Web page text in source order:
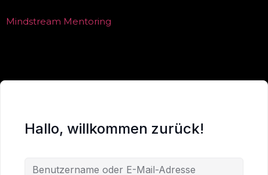
Mindstream Mentoring
Hallo, willkommen zurück!